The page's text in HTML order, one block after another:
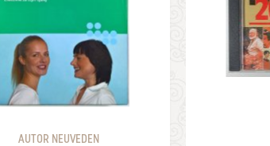
MAXIMÁLNÍ CENA
MEZI MÉ KATEGORIE
AUTOR NEUVEDEN